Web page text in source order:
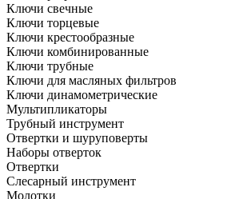
Ключи свечные
Ключи торцевые
Ключи крестообразные
Ключи комбинированные
Ключи трубные
Ключи для масляных фильтров
Ключи динамометрические
Мультипликаторы
Трубный инструмент
Отвертки и шуруповерты
Наборы отверток
Отвертки
Слесарный инструмент
Молотки